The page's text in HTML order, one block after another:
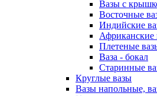
Вазы с
Восточные
Индийские
Африканские
Плетеные
Ваза - бокал
Старинные
Круглые вазы
Вазы напольные,